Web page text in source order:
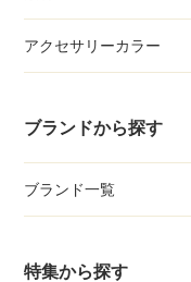
アクセサリーカラー
ブランドから探す
ブランド一覧
特集から探す